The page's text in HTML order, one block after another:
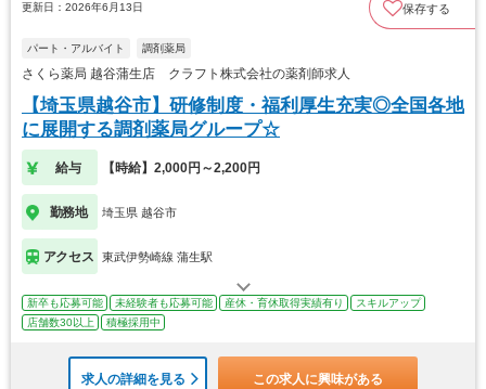
更新日：2026年6月13日 保存する
パート・アルバイト 調剤薬局
さくら薬局 越谷蒲生店 クラフト株式会社の薬剤師求人
【埼玉県越谷市】研修制度・福利厚生充実◎全国各地
に展開する調剤薬局グループ☆
給与 【時給】2,000円～2,200円
勤務地 埼玉県 越谷市
アクセス 東武伊勢崎線 蒲生駅
新卒も応募可能 未経験者も応募可能 産休・育休取得実績有り
スキルアップ
店舗数30以上
積極採用中
求人の詳細を見る この求人に興味がある